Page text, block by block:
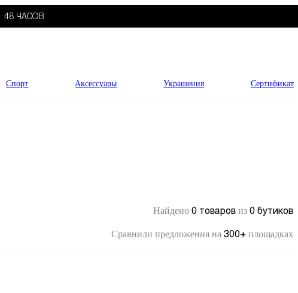
48 ЧАСОВ
Спорт Аксессуары Украшения Сертификат
Найдено 0 товаров из 0 бутиков
Сравнили предложения на 300+ площадках